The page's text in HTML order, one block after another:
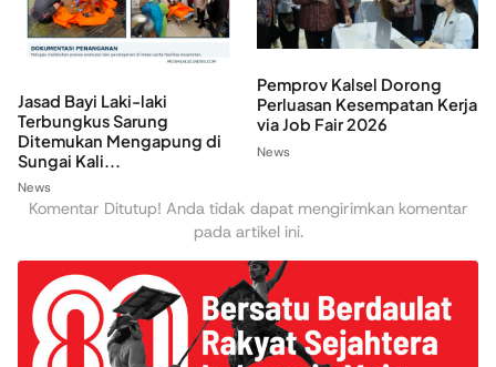
Jasad Bayi Laki-laki
Terbungkus Sarung
Ditemukan Mengapung di
Sungai Kali...
News
Pemprov Kalsel Dorong
Perluasan Kesempatan Kerja
via Job Fair 2026
News
Komentar Ditutup! Anda tidak dapat mengirimkan komentar
pada artikel ini.